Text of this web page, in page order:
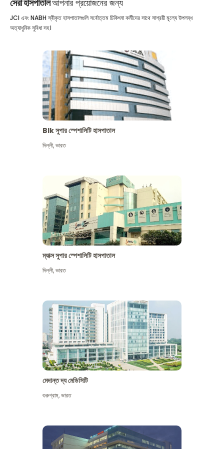
সেরা হাসপাতালআপনার প্রয়োজনের জন্য
JCI এবং NABH স্বীকৃত হাসপাতালগুলি সর্বোত্তম চিকিৎসা কর্মীদের সাথে সাশ্রয়ী মূল্যে উপলব্ধ
অত্যাধুনিক সুবিধা সহ।
Blk সুপার স্পেশালিটি হাসপাতাল
দিল্লী,ভারত
ম্যাক্স সুপার স্পেশালিটি হাসপাতাল
দিল্লী,ভারত
মেদান্ত দ্য মেডিসিটি
গুরুগ্রাম,ভারত